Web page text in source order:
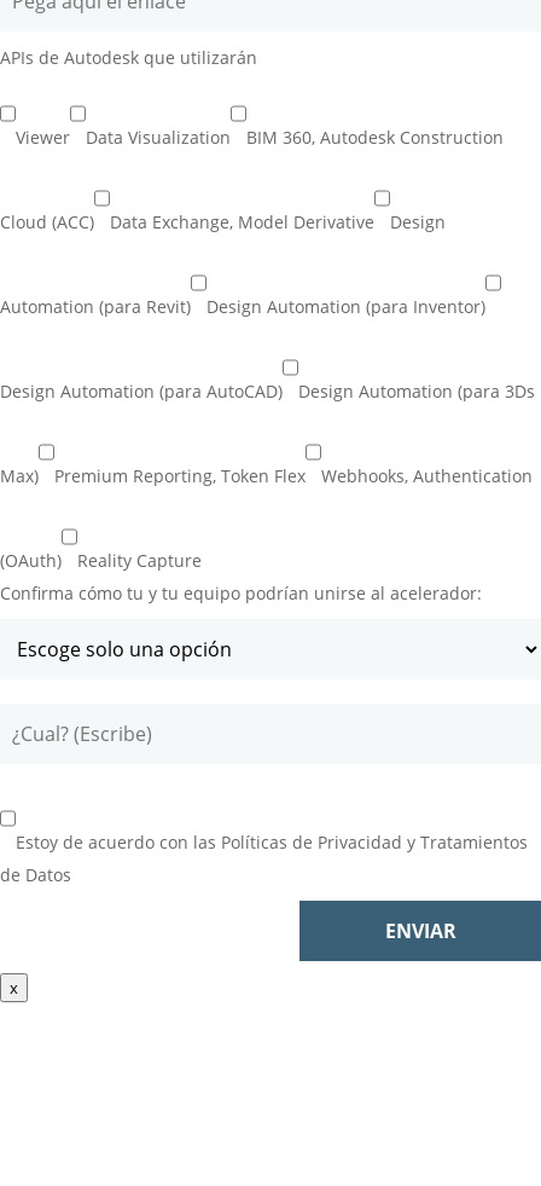
APIs de Autodesk que utilizarán
Viewer Data Visualization BIM 360, Autodesk Construction
Cloud (ACC) Data Exchange, Model Derivative Design
Automation (para Revit) Design Automation (para Inventor)
Design Automation (para AutoCAD) Design Automation (para 3Ds
Max) Premium Reporting, Token Flex Webhooks, Authentication
(OAuth)
Reality Capture
Confirma cómo tu y tu equipo podrían unirse al acelerador:
Estoy de acuerdo con las Políticas de Privacidad y Tratamientos
de Datos
x